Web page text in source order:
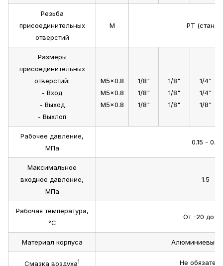
Резьба
присоединительных
отверстий
M PT
Размеры
присоединительных
отверстий:
- Вход
- Выход
- Выхлоп
M5x0.8
M5x0.8
M5x0.8
1/8"
1/8"
1/8"
1/8"
1/8"
1/8"
1/4"
1/4"
1/8"
Рабочее давление,
МПа
0.15 - 0.8
Максимальное
входное давление,
МПа
1.5
Рабочая температура,
°C
От -20 до
Материал корпуса Алюминиевый
Смазка воздуха1 Не